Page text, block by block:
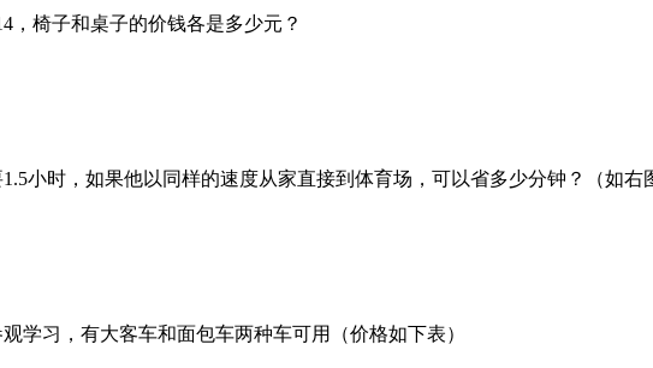
，椅子和桌子的价钱各是多少元？
小时，如果他以同样的速度从家直接到体育场，可以省多少分钟？（如右
学习，有大客车和面包车两种车可用（价格如下表）